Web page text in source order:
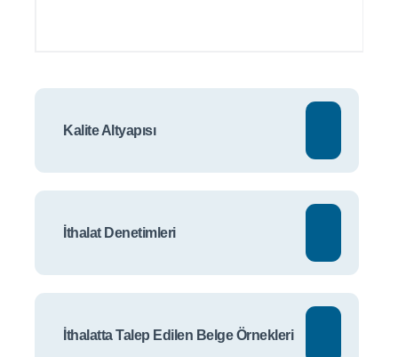
Kalite Altyapısı
İthalat Denetimleri
İthalatta Talep Edilen Belge Örnekleri